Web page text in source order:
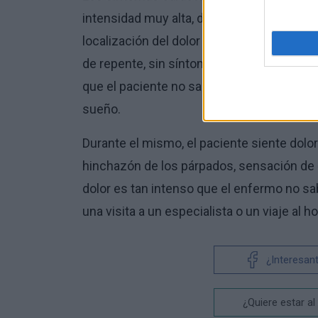
intensidad muy alta, descrito como
localización del dolor en la zona frontal,
de repente, sin síntomas premonitorios;
que el paciente no sabe qué hacer - el
sueño.
Durante el mismo, el paciente siente
hinchazón de los párpados, sensación
dolor es tan intenso que el enfermo no
una visita a un especialista o un viaje al
¿Quiere estar